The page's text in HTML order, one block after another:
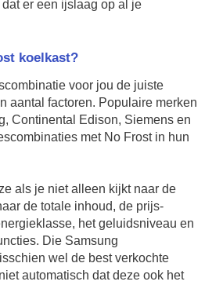
er een ijslaag op al je
koelkast?
voor jou de juiste
aantal factoren. Populaire merken
Continental Edison, Siemens en
met No Frost in hun
als je niet alleen kijkt naar de
de totale inhoud, de prijs-
het geluidsniveau en
Die Samsung
wel de best verkochte
automatisch dat deze ook het